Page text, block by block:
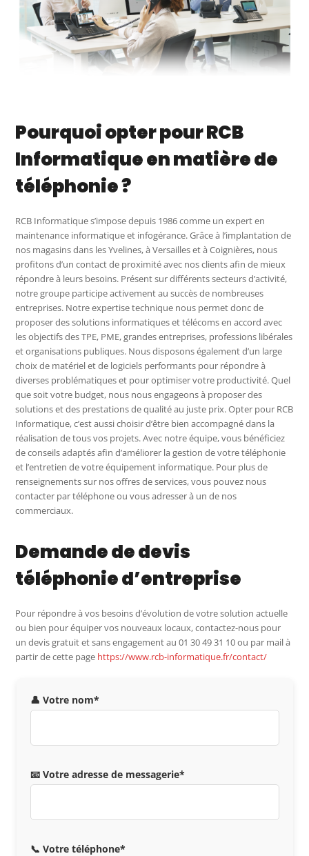
Pourquoi opter pour RCB
Informatique en matière de
téléphonie ?
RCB Informatique s’impose depuis 1986 comme un expert en
maintenance informatique et infogérance. Grâce à l’implantation de
nos magasins dans les Yvelines, à Versailles et à Coignières, nous
profitons d’un contact de proximité avec nos clients afin de mieux
répondre à leurs besoins. Présent sur différents secteurs d’activité,
notre groupe participe activement au succès de nombreuses
entreprises. Notre expertise technique nous permet donc de
proposer des solutions informatiques et télécoms en accord avec
les objectifs des TPE, PME, grandes entreprises, professions libérales
et organisations publiques. Nous disposons également d’un large
choix de matériel et de logiciels performants pour répondre à
diverses problématiques et pour optimiser votre productivité. Quel
que soit votre budget, nous nous engageons à proposer des
solutions et des prestations de qualité au juste prix. Opter pour RCB
Informatique, c’est aussi choisir d’être bien accompagné dans la
réalisation de tous vos projets. Avec notre équipe, vous bénéficiez
de conseils adaptés afin d’améliorer la gestion de votre téléphonie
et l’entretien de votre équipement informatique. Pour plus de
renseignements sur nos offres de services, vous pouvez nous
contacter par téléphone ou vous adresser à un de nos
commerciaux.
Demande de devis
téléphonie d’entreprise
Pour répondre à vos besoins d’évolution de votre solution actuelle
ou bien pour équiper vos nouveaux locaux, contactez-nous pour
un devis gratuit et sans engagement au 01 30 49 31 10 ou par mail à
partir de cette page https://www.rcb-informatique.fr/contact/
👤 Votre nom*
📧 Votre adresse de messagerie*
📞 Votre téléphone*